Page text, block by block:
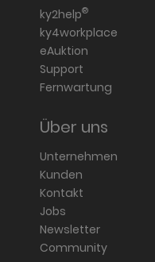
ky2help®
ky4workplace
eAuktion
Support
Fernwartung
Über uns
Unternehmen
Kunden
Kontakt
Jobs
Newsletter
Community